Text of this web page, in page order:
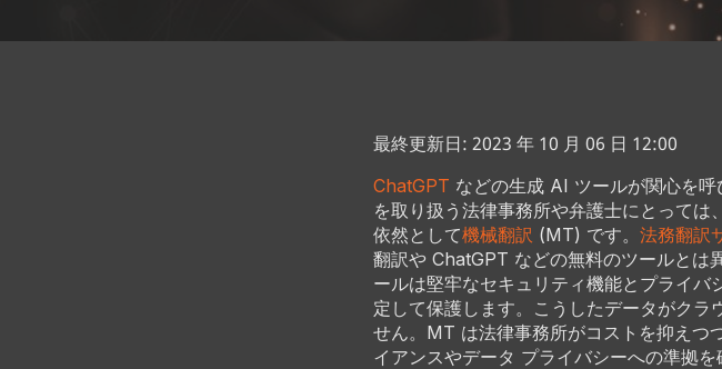
最終更新日: 2023 年 10 月 06 日 12:00
ChatGPT などの生成 AI ツールが関心を
を取り扱う法律事務所や弁護士にとっては、
依然として機械翻訳 (MT) です。 法務翻訳
翻訳や ChatGPT などの無料のツールとは
ールは堅牢なセキュリティ機能とプライ
定して保護します。こうしたデータがクラ
せん。MT は法律事務所がコストを抑えつ
イアンスやデータ プライバシーへの準拠